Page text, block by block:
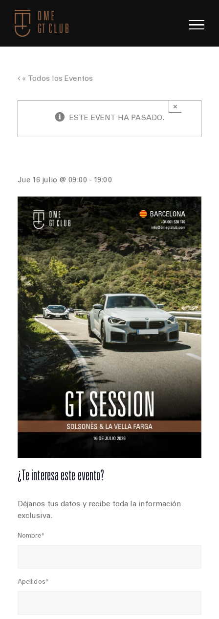
contenido
« Todos los Eventos
ESTE EVENT HA PASADO.
×
Jue 16 julio @ 09:00 - 19:00
¿Te interesa este evento?
Déjanos tus datos y recibe toda la información
exclusiva.
Nombre*
Apellidos*